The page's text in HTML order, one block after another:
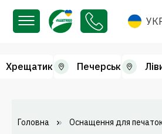
Хрещатик Печерськ
Головна Оснащення для